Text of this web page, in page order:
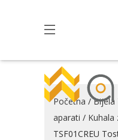
Početna /Bijela
aparati / Kuhala
TSF01CREU